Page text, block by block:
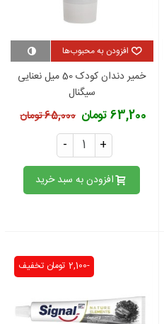
افزودن به محبوب‌ها
خمیر دندان کودک 50 میل نعنایی
سیگنال
63,200 تومان 65,000 تومان
- +
افزودن به سبد خرید
تخفیف -2,100 تومان